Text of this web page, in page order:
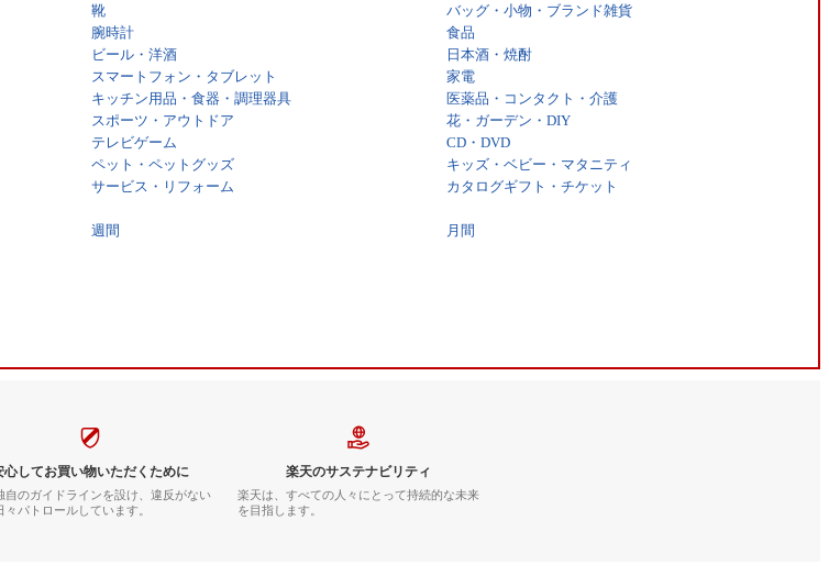
靴
バッグ・小物・ブランド雑貨
腕時計
食品
ビール・洋酒
日本酒・焼酎
スマートフォン・タブレット
家電
キッチン用品・食器・調理器具
医薬品・コンタクト・介護
スポーツ・アウトドア
花・ガーデン・DIY
テレビゲーム
CD・DVD
ペット・ペットグッズ
キッズ・ベビー・マタニティ
サービス・リフォーム
カタログギフト・チケット
週間
月間
心してお買い物いただくために
自のガイドラインを設け、違反がない
々パトロールしています。
楽天のサステナビリティ
楽天は、すべての人々にとって持続的な未来
を目指します。